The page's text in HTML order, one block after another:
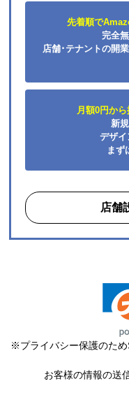
先着順で
完全
店舗･テナントの開
月額0円か
新
デザイ
まず
店舗
※プライバシー保護のた
お客様の情報の送